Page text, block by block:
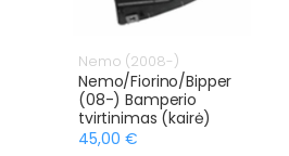
Nemo (2008-)
Nemo/Fiorino/Bipper
(08-) Bamperio
tvirtinimas (kairė)
45,00 €